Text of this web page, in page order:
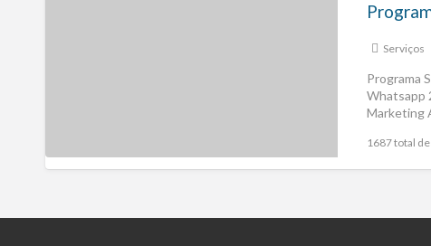
Serviços
Programa
Whatsapp
Marketing
1687 total